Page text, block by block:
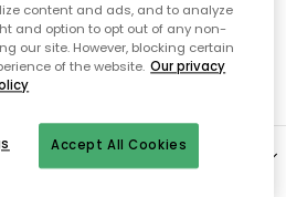
content and ads, and to analyze
and option to opt out of any non-
our site. However, blocking certain
of the website. Our privacy
Accept All Cookies